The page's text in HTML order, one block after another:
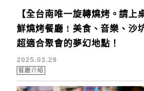
【全台南唯一旋轉燒烤。請上
鮮燒烤餐廳 ! 美食、音樂、沙
超適合聚會的夢幻地點！
2025.03.29
餐廳介紹